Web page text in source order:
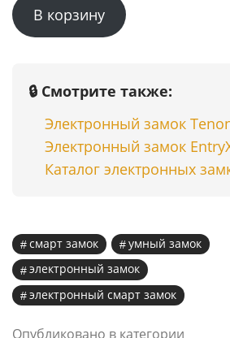
составляла
75500 ₸.
59999 ₸.
В корзину
🔒 Смотрите также:
Электронный замок
Электронный замок
Каталог электронных
смарт замок
умный замок
электронный замок
электронный смарт замок
Опубликовано в категории